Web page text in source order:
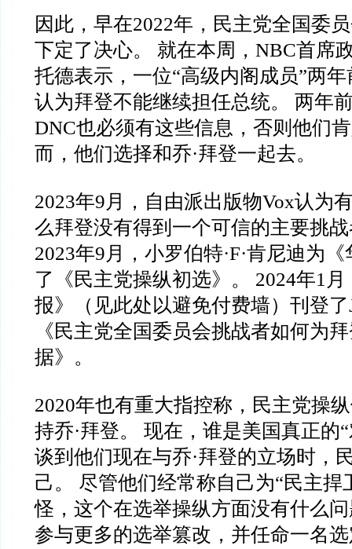
因此，早在2022年，民主党全国委
下定了决心。 就在本周，NBC首席
托德表示，一位“高级内阁成员”两
认为拜登不能继续担任总统。 两年
DNC也必须有这些信息，否则他们
而，他们选择和乔·拜登一起去。
2023年9月，自由派出版物Vox认为
么拜登没有得到一个可信的主要挑
2023年9月，小罗伯特·F·肯尼迪为
了《民主党操纵初选》。 2024年1
报》（见此处以避免付费墙）刊登了
《民主党全国委员会挑战者如何为
据》。
2020年也有重大指控称，民主党操
持乔·拜登。 现在，谁是美国真正的
谈到他们现在与乔·拜登的立场时，
己。 尽管他们经常称自己为“民主捍
怪，这个在选举操纵方面没有什么
参与更多的选举篡改，并任命一名